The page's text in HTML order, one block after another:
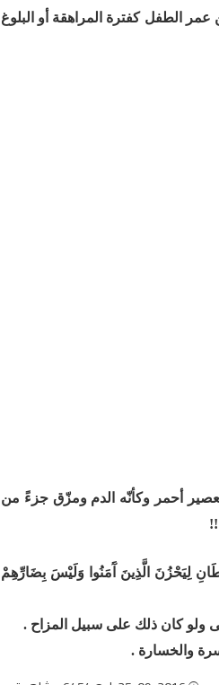
الطفل كفترة المراهقة أو البلوغ
بعصير أحمر وكأنّه الدم ومزّق جزءً من
لِيَحْزُنَ الَّذِينَ آَمَنُوا وَلَيْسَ بِضَارِّهِمْ
ولو كان ذلك على سبيل المزاح .
والخسارة .